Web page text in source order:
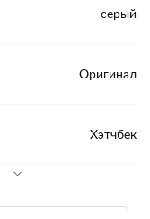
серый
Оригинал
Хэтчбек